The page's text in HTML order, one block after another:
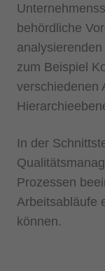
behördliche
zum Beispiel
verschiedenen
In der
Prozessen
Arbeitsabläufe
können.